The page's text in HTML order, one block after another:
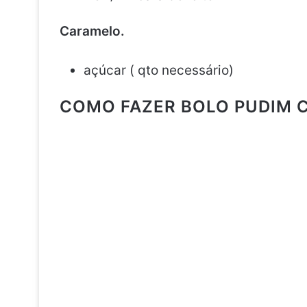
Caramelo.
açúcar ( qto necessário)
COMO FAZER BOLO PUDIM